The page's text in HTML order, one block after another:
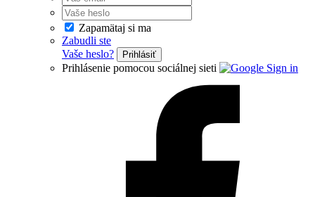
Zapamätaj si ma
Zabudli ste
Vaše heslo?
Prihlásiť
Prihlásenie pomocou sociálnej sieti